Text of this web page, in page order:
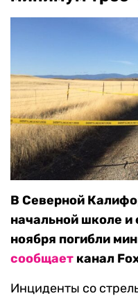
В Cеверной
начальной школе и
ноября погибли
сообщает канал
Инциденты со